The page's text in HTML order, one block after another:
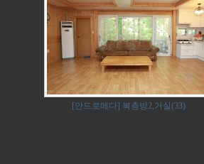
[안드로메다] 복층방2,거실(33)